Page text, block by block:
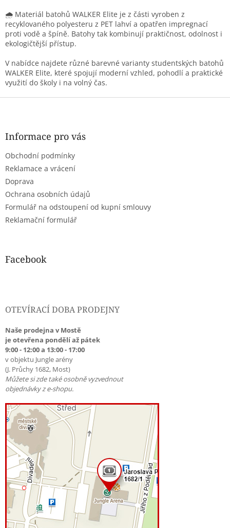
🌧️ Materiál batohů WALKER Elite je z části vyroben z
recyklovaného polyesteru z PET lahví a opatřen impregnací
proti vodě a špíně. Batohy tak kombinují praktičnost, odolnost i
ekologičtější přístup.
V nabídce najdete různé barevné varianty studentských batohů
WALKER Elite, které spojují moderní vzhled, pohodlí a praktické
využití do školy i na volný čas.
Z
Informace pro vás
Obchodní podmínky
Reklamace a vrácení
Doprava
Ochrana osobních údajů
Formulář na odstoupení od kupní smlouvy
Reklamační formulář
Facebook
OTEVÍRACÍ DOBA PRODEJNY
Naše prodejna v Mostě
je otevřena pondělí až pátek
9:00 - 12:00 a 13:00 - 17:00
v objektu Jungle arény
(J. Průchy 1682, Most)
Můžete si zde také osobně vyzvednout
objednávky z e-shopu.